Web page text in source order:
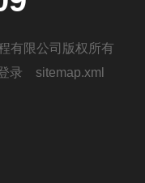
有限公司版权所有
录
sitemap.xml